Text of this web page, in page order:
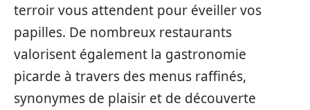
terroir vous attendent pour éveiller vos
papilles. De nombreux restaurants
valorisent également la gastronomie
picarde à travers des menus raffinés,
synonymes de plaisir et de découverte